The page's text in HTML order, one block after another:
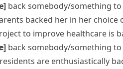
back somebody/something to
backed her in her choice
to improve healthcare is
back somebody/something to
are enthusiastically